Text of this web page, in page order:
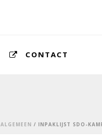
CONTACT
ALGEMEEN / INPAKLIJST SDO-